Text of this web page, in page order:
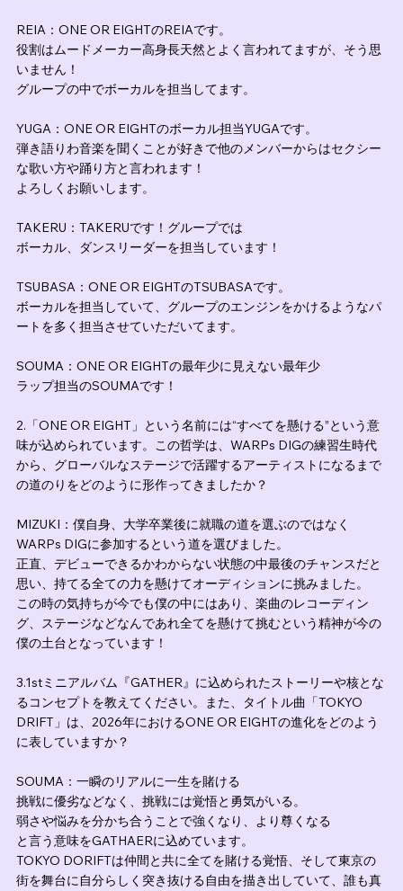
REIA：ONE OR EIGHTのREIAです。
役割はムードメーカー高身長天然とよく言われてますが、そう思
いません！
グループの中でボーカルを担当してます。
YUGA：ONE OR EIGHTのボーカル担当YUGAです。
弾き語りわ音楽を聞くことが好きで他のメンバーからはセクシー
な歌い方や踊り方と言われます！
よろしくお願いします。
TAKERU：TAKERUです！グループでは
ボーカル、ダンスリーダーを担当しています！
TSUBASA：ONE OR EIGHTのTSUBASAです。
ボーカルを担当していて、グループのエンジンをかけるようなパ
ートを多く担当させていただいてます。
SOUMA：ONE OR EIGHTの最年少に見えない最年少
ラップ担当のSOUMAです！
2.「ONE OR EIGHT」という名前には“すべてを懸ける”という意
味が込められています。この哲学は、WARPs DIGの練習生時代
から、グローバルなステージで活躍するアーティストになるまで
の道のりをどのように形作ってきましたか？
MIZUKI：僕自身、大学卒業後に就職の道を選ぶのではなく
WARPs DIGに参加するという道を選びました。
正直、デビューできるかわからない状態の中最後のチャンスだと
思い、持てる全ての力を懸けてオーディションに挑みました。
この時の気持ちが今でも僕の中にはあり、楽曲のレコーディン
グ、ステージなどなんであれ全てを懸けて挑むという精神が今の
僕の土台となっています！
3.1stミニアルバム『GATHER』に込められたストーリーや核とな
るコンセプトを教えてください。また、タイトル曲「TOKYO
DRIFT」は、2026年におけるONE OR EIGHTの進化をどのよう
に表していますか？
SOUMA：一瞬のリアルに一生を賭ける
挑戦に優劣などなく、挑戦には覚悟と勇気がいる。
弱さや悩みを分かち合うことで強くなり、より尊くなる
と言う意味をGATHAERに込めています。
TOKYO DORIFTは仲間と共に全てを賭ける覚悟、そして東京の
街を舞台に自分らしく突き抜ける自由を描き出していて、誰も真